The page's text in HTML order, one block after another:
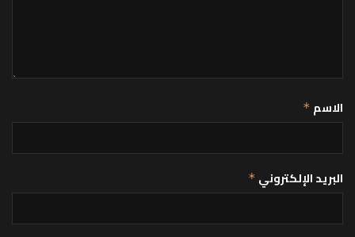
الاسم *
البريد الإلكتروني *